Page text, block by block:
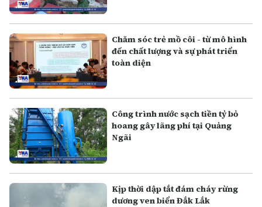
Chăm sóc trẻ mồ côi - từ mô hình
đến chất lượng và sự phát triển
toàn diện
Công trình nước sạch tiền tỷ bỏ
hoang gây lãng phí tại Quảng
Ngãi
Kịp thời dập tắt đám cháy rừng
dương ven biển Đắk Lắk